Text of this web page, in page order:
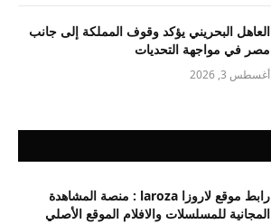
العاهل البحريني يؤكد وقوف المملكة إلى جانب
مصر في مواجهة التحديات
أغسطس 3, 2026
رابط موقع لاروزا laroza : منصة المشاهدة
المجانية للمسلسلات والافلام الموقع الأصلي